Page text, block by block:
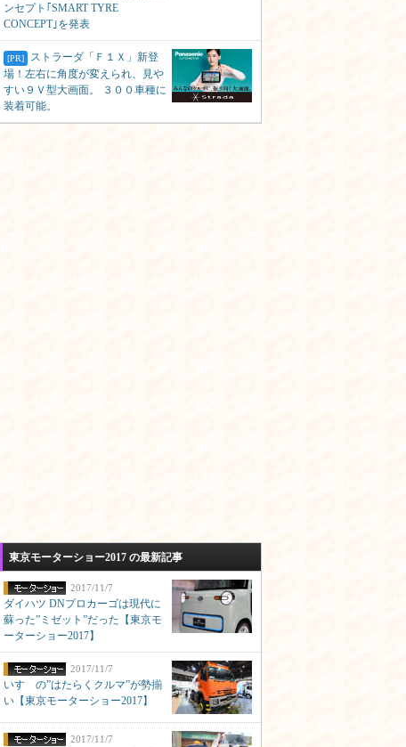
ンセプト｢SMART TYRE
CONCEPT｣を発表
[PR]
ストラーダ「Ｆ１Ｘ」新登
場！左右に角度が変えられ、見や
すい９Ｖ型大画面。 ３００車種に
装着可能。
東京モーターショー2017 の最新記事
2017/11/7
ダイハツ DNプロカーゴは現代に
蘇った”ミゼット”だった【東京モ
ーターショー2017】
2017/11/7
いすゞの”はたらくクルマ”が勢揃
い【東京モーターショー2017】
2017/11/7